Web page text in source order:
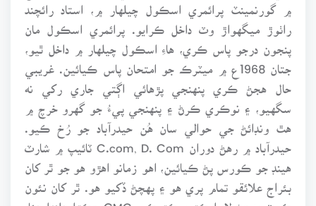
۾ گورنمينٽ پرائمري اسڪول چيلهار ۾، استاد رائچند
راٺوڙ ميگهواڙ وٽ داخل ڪرايو. پرائمري اسڪول مان
پنجون درجو پاس ڪري، هاءِ اسڪول چيلهار ۾ داخل ٿيو،
جتان 1968ع ۾ ميٽرڪ جو امتحان پاس ڪيائين. غريبي
حال هجڻ ڪري پنهنجي پڙهائي اڳتي جاري رکي نه
سگهيو، ۽ نوڪري ڪرڻ ۽ پنهنجي پيءُ جو گهرو خرچ ۾
هٿ ونڊائڻ جي حوالي سان هُن حيدرآباد جو رُخ ڪيو.
حيدرآباد ۾ رهڻ دوران C.com, D. Com ٽائيپ ۾ شارٽ
هينڊ جو ڪورس پڻ ڪيائين، اهو زمانو اهڙو هو جو ٿر کان
بئراج علائقو تمام پري هو ۽ پهچڻ ڏکيو هو. ٿر کان نئون
ڪوٽ پهچڻ لاءِ ايڪڙ ٻيڪڙ ڪي GMC ڇڪڙا هلندا هئا،